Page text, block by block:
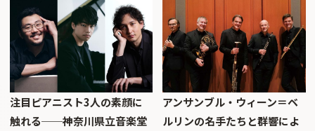
注目ピアニスト3人の素顔に
触れる──神奈川県立音楽堂
アンサンブル・ウィーン＝ベ
ルリンの名手たちと群響によ